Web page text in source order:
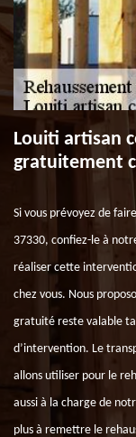
Louiti artisan
gratuitement
Si vous prévoyez de
37330, confiez-le à
réaliser cette
chez vous. Nous
gratuité reste valable
d’intervention. Le
allons utiliser pour le
aussi à la charge de
plus à remettre le